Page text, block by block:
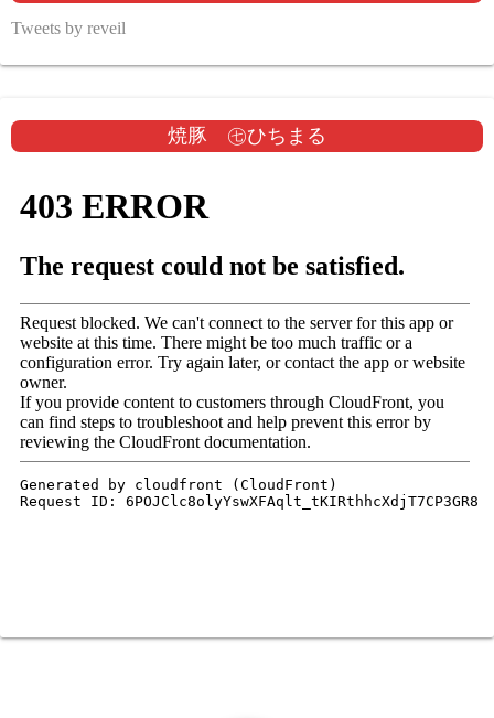
Tweets by reveil
焼豚 ㊆ひちまる